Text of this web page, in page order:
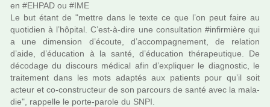
en #EHPAD ou #IME
Le but étant de "mettre dans le texte ce que l’on peut faire au
quo­ti­dien à l’hôpi­tal. C’est-à-dire une consul­ta­tion #in­fir­mière qui
a une dimen­sion d’écoute, d’accom­pa­gne­ment, de rela­tion
d’aide, d’éducation à la santé, d’éducation thé­ra­peu­ti­que. De
déco­dage du dis­cours médi­cal afin d’expli­quer le diag­nos­tic, le
trai­te­ment dans les mots adap­tés aux patients pour qu’il soit
acteur et co-cons­truc­teur de son par­cours de santé avec la mala­
die", rap­pelle le porte-parole du SNPI.